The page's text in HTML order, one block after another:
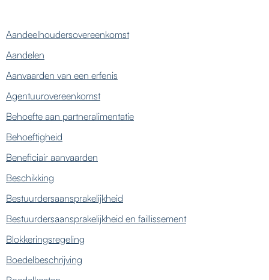
Aandeelhoudersovereenkomst
Aandelen
Aanvaarden van een erfenis
Agentuurovereenkomst
Behoefte aan partneralimentatie
Behoeftigheid
Beneficiair aanvaarden
Beschikking
Bestuurdersaansprakelijkheid
Bestuurdersaansprakelijkheid en faillissement
Blokkeringsregeling
Boedelbeschrijving